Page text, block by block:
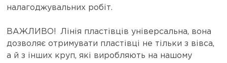
налагоджувальних робіт.
ВАЖЛИВО! Лінія пластівців універсальна, вона
дозволяє отримувати пластівці не тільки з вівса,
а й з інших круп, які виробляють на нашому